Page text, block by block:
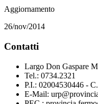
Aggiornamento
26/nov/2014
Contatti
Largo Don Gaspare
Tel.: 0734.2321
P.I.: 02004530446 -
E-Mail: